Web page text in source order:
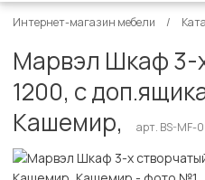
Интернет-магазин мебели
Марвэл Шкаф 3-
1200, с
Кашемир,
арт. BS-MF-